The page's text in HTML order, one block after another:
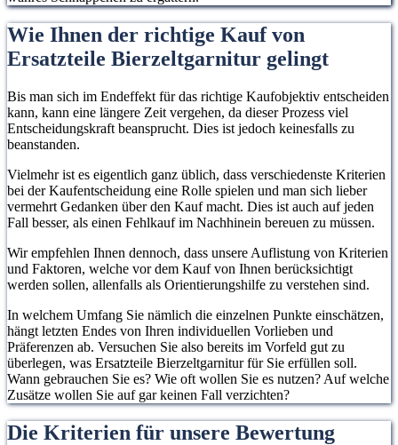
Wie Ihnen der richtige Kauf von
Ersatzteile Bierzeltgarnitur gelingt
Bis man sich im Endeffekt für das richtige Kaufobjektiv entscheiden
kann, kann eine längere Zeit vergehen, da dieser Prozess viel
Entscheidungskraft beansprucht. Dies ist jedoch keinesfalls zu
beanstanden.
Vielmehr ist es eigentlich ganz üblich, dass verschiedenste Kriterien
bei der Kaufentscheidung eine Rolle spielen und man sich lieber
vermehrt Gedanken über den Kauf macht. Dies ist auch auf jeden
Fall besser, als einen Fehlkauf im Nachhinein bereuen zu müssen.
Wir empfehlen Ihnen dennoch, dass unsere Auflistung von Kriterien
und Faktoren, welche vor dem Kauf von Ihnen berücksichtigt
werden sollen, allenfalls als Orientierungshilfe zu verstehen sind.
In welchem Umfang Sie nämlich die einzelnen Punkte einschätzen,
hängt letzten Endes von Ihren individuellen Vorlieben und
Präferenzen ab. Versuchen Sie also bereits im Vorfeld gut zu
überlegen, was Ersatzteile Bierzeltgarnitur für Sie erfüllen soll.
Wann gebrauchen Sie es? Wie oft wollen Sie es nutzen? Auf welche
Zusätze wollen Sie auf gar keinen Fall verzichten?
Die Kriterien für unsere Bewertung